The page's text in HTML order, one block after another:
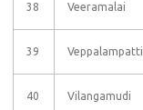
38 Veeramalai
39 Veppalampatti
40 Vilangamudi